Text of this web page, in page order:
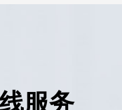
服务